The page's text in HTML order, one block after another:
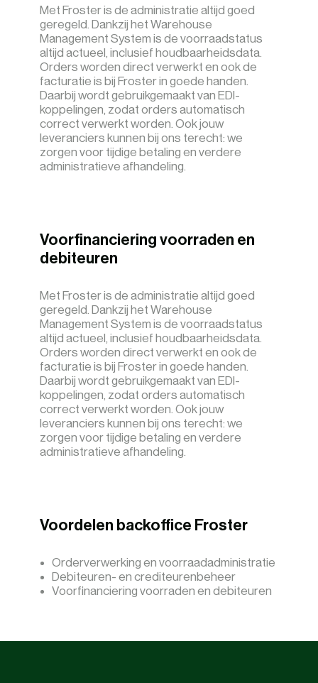
Met Froster is de administratie altijd goed
geregeld. Dankzij het Warehouse
Management System is de voorraadstatus
altijd actueel, inclusief houdbaarheidsdata.
Orders worden direct verwerkt en ook de
facturatie is bij Froster in goede handen.
Daarbij wordt gebruikgemaakt van EDI-
koppelingen, zodat orders automatisch
correct verwerkt worden. Ook jouw
leveranciers kunnen bij ons terecht: we
zorgen voor tijdige betaling en verdere
administratieve afhandeling.
Voorfinanciering voorraden en
debiteuren
Met Froster is de administratie altijd goed
geregeld. Dankzij het Warehouse
Management System is de voorraadstatus
altijd actueel, inclusief houdbaarheidsdata.
Orders worden direct verwerkt en ook de
facturatie is bij Froster in goede handen.
Daarbij wordt gebruikgemaakt van EDI-
koppelingen, zodat orders automatisch
correct verwerkt worden. Ook jouw
leveranciers kunnen bij ons terecht: we
zorgen voor tijdige betaling en verdere
administratieve afhandeling.
Voordelen backoffice Froster
Orderverwerking en voorraadadministratie
Debiteuren- en crediteurenbeheer
Voorfinanciering voorraden en debiteuren